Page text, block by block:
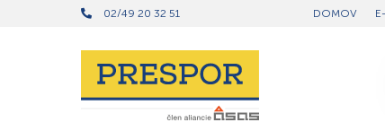
02/49 20 32 51 DOMOV